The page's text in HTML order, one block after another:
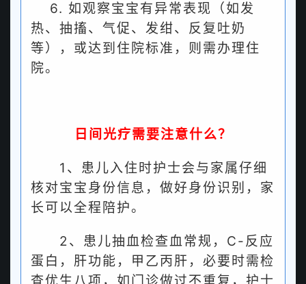
6. 如观察宝宝有异常表现（如发
热、抽搐、气促、发绀、反复吐奶
等），或达到住院标准，则需办理住
院。
日间光疗需要注意什么？
1、患儿入住时护士会与家属仔细
核对宝宝身份信息，做好身份识别，家
长可以全程陪护。
2、患儿抽血检查血常规，C-反应
蛋白，肝功能，甲乙丙肝，必要时需检